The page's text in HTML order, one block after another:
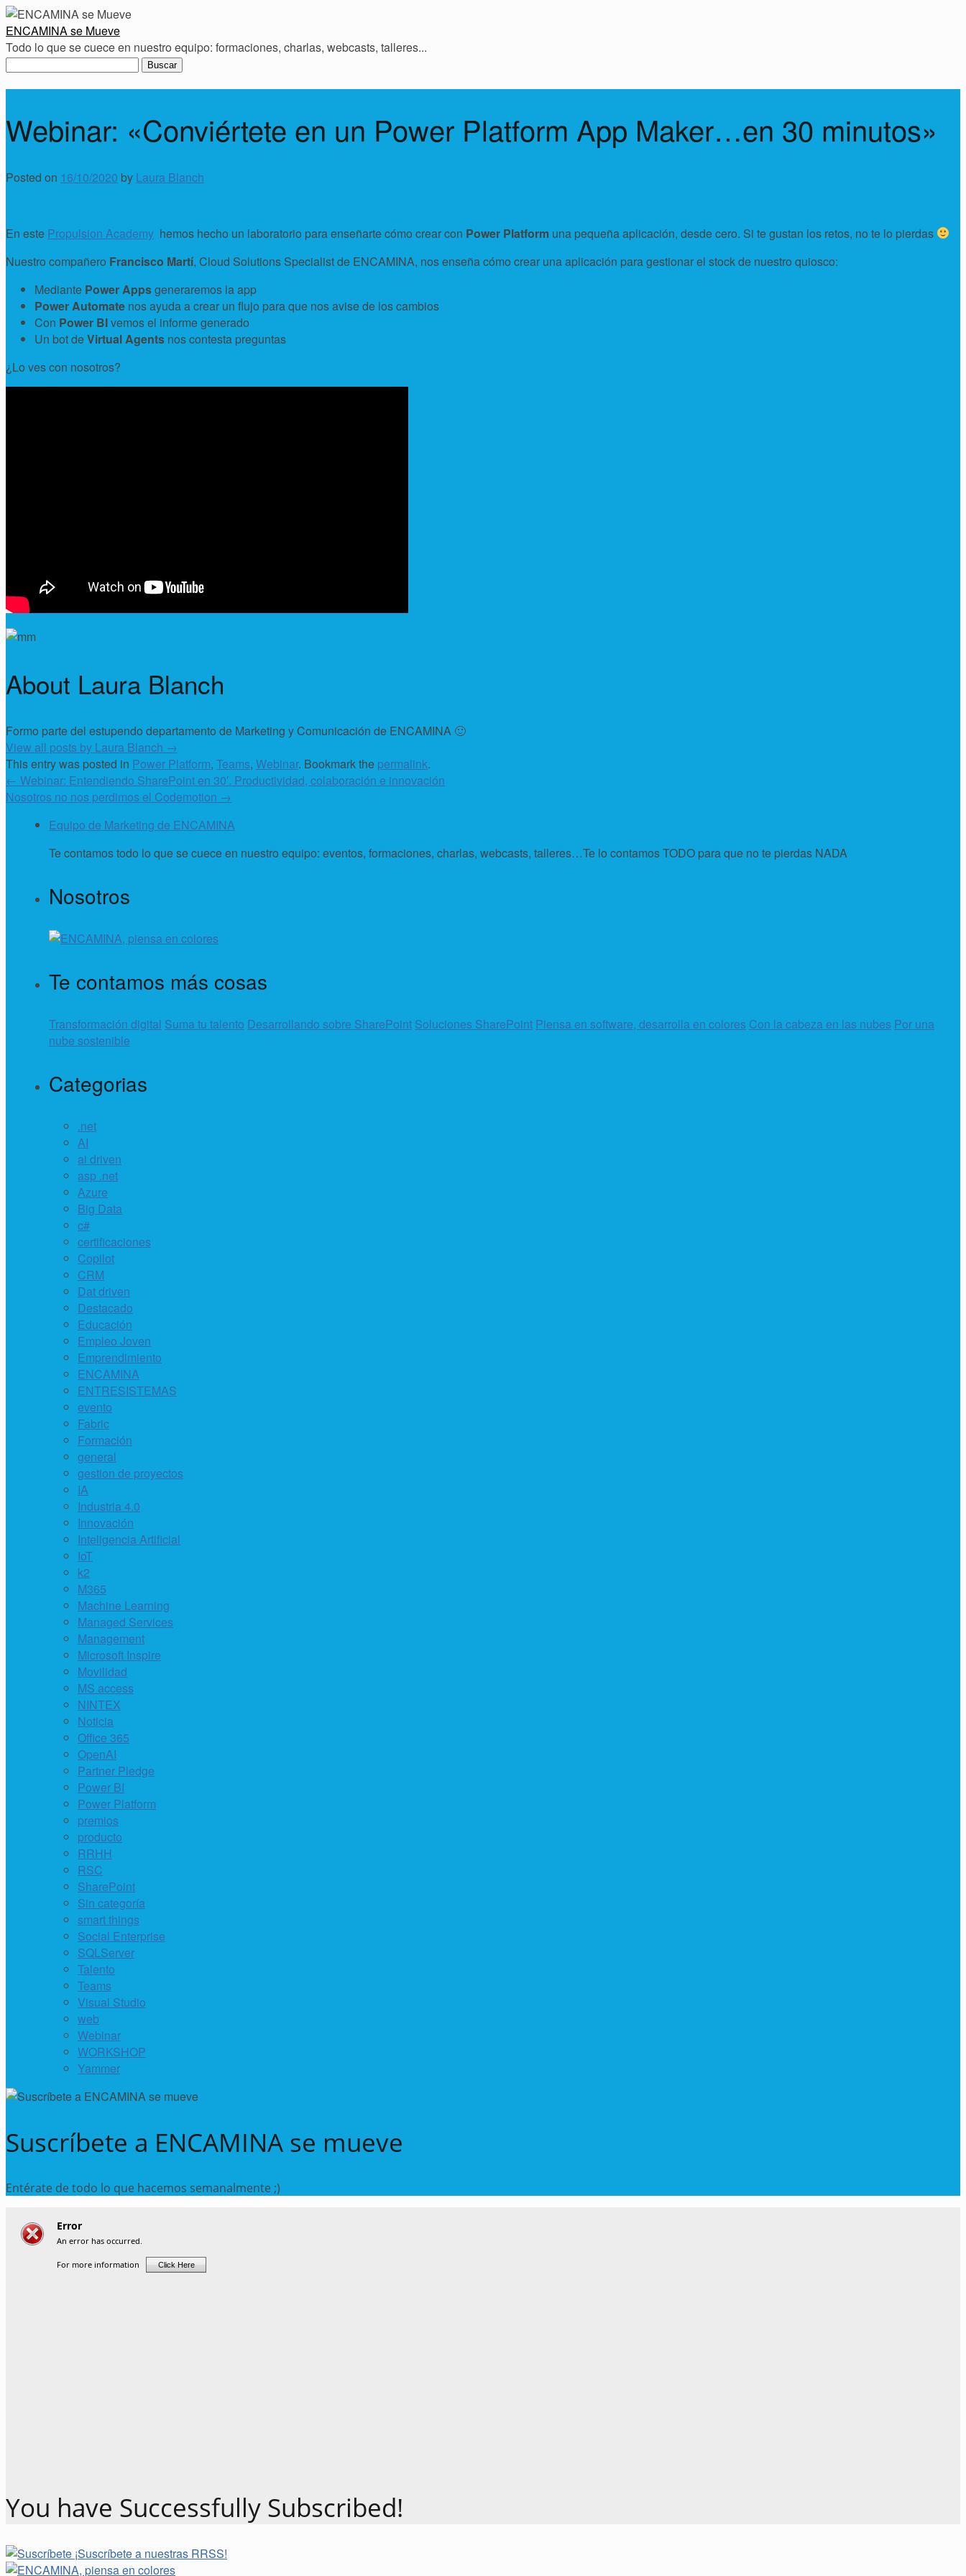
ENCAMINA se Mueve
Todo lo que se cuece en nuestro equipo: formaciones, charlas, webcasts, talleres...
Buscar:
Webinar: «Conviértete en un Power Platform App Maker…en 30 minutos»
Posted on 16/10/2020 by Laura Blanch
En este Propulsion Academy hemos hecho un laboratorio para enseñarte cómo crear con Power Platform una pequeña aplicación, desde cero. Si te gustan los retos, no te lo pierdas
Nuestro compañero Francisco Martí, Cloud Solutions Specialist de ENCAMINA, nos enseña cómo crear una aplicación para gestionar el stock de nuestro quiosco:
Mediante Power Appsgeneraremos la app
Power Automate nos ayuda a crear un flujo para que nos avise de los cambios
Con Power BIvemos el informe generado
Un bot deVirtual Agents nos contesta preguntas
¿Lo ves con nosotros?
About Laura Blanch
Formo parte del estupendo departamento de Marketing y Comunicación de ENCAMINA 🙂
View all posts by Laura Blanch →
This entry was posted in Power Platform, Teams, Webinar. Bookmark the permalink.
← Webinar: Entendiendo SharePoint en 30′. Productividad, colaboración e innovación
Nosotros no nos perdimos el Codemotion →
Equipo de Marketing de ENCAMINA
Te contamos todo lo que se cuece en nuestro equipo: eventos, formaciones, charlas, webcasts, talleres…Te lo contamos TODO para que no te pierdas NADA
Nosotros
Te contamos más cosas
Transformación digital Suma tu talento Desarrollando sobre SharePoint Soluciones SharePoint Piensa en software, desarrolla en colores Con la cabeza en las nubes Por una
nube sostenible
Categorias
.net
AI
ai driven
asp .net
Azure
Big Data
c#
certificaciones
Copilot
CRM
Dat driven
Destacado
Educación
Empleo Joven
Emprendimiento
ENCAMINA
ENTRESISTEMAS
evento
Fabric
Formación
general
gestion de proyectos
IA
Industria 4.0
Innovación
Inteligencia Artificial
IoT
k2
M365
Machine Learning
Managed Services
Management
Microsoft Inspire
Movilidad
MS access
NINTEX
Noticia
Office 365
OpenAI
Partner Pledge
Power BI
Power Platform
premios
producto
RRHH
RSC
SharePoint
Sin categoría
smart things
Social Enterprise
SQLServer
Talento
Teams
Visual Studio
web
Webinar
WORKSHOP
Yammer
Suscríbete a ENCAMINA se mueve
Entérate de todo lo que hacemos semanalmente ;)
You have Successfully Subscribed!
¡Suscríbete a nuestras RRSS!